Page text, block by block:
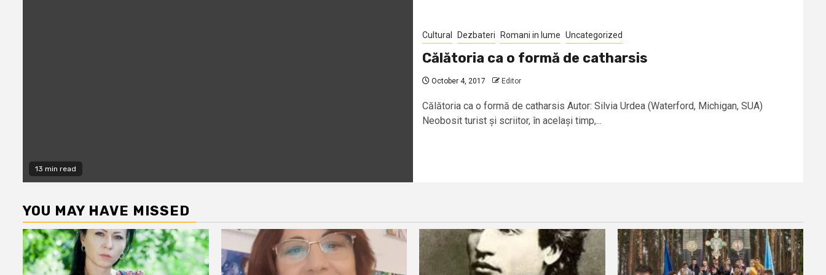
13 min read
Cultural Dezbateri Romani in lume Uncategorized
Călătoria ca o formă de catharsis
October 4, 2017 Editor
Călătoria ca o formă de catharsis Autor: Silvia Urdea (Waterford, Michigan, SUA)
Neobosit turist și scriitor, în același timp,...
YOU MAY HAVE MISSED